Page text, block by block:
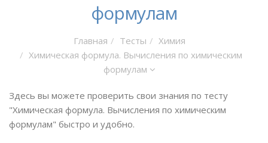
формулам
Главная Тесты
Химия
Химическая формула. Вычисления по химическим
формулам
Здесь вы можете проверить свои знания по тесту
"Химическая формула. Вычисления по химическим
формулам" быстро и удобно.